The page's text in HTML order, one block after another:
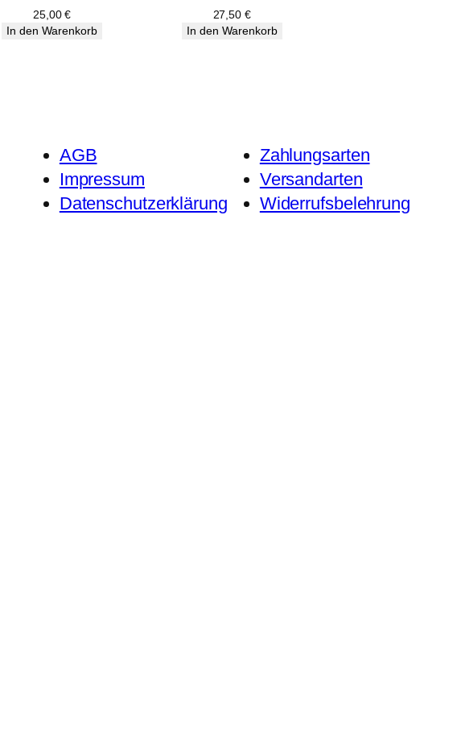
25,00€
In den Warenkorb
27,50 €
In den Warenkorb
AGB
Impressum
Datenschutzerklärung
Zahlungsarten
Versandarten
Widerrufsbelehrung